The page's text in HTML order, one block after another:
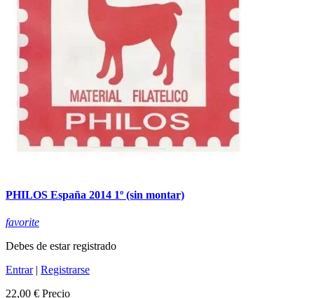
PHILOS España 2014 1º (sin montar)
favorite
Debes de estar registrado
Entrar| Registrarse
22,00 € Precio